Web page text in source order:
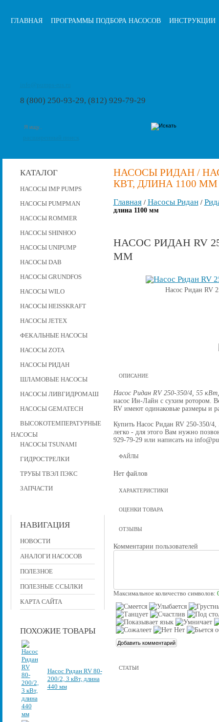
ГЛАВНАЯ ПРОГРАММЫ ПОДБОРА НАСОСОВ ИНСТРУКЦИИ
8 (800) 250-93-29, (812) 929-79-29
КАТАЛОГ
НАСОСЫ IMP PUMPS
НАСОСЫ PUMPMAN
НАСОСЫ ROMMER
НАСОСЫ SHINHOO
НАСОСЫ UNIPUMP
НАСОСЫ DAB
НАСОСЫ GRUNDFOS
НАСОСЫ WILO
НАСОСЫ HEISSKRAFT
НАСОСЫ JETEX
ФЕКАЛЬНЫЕ НАСОСЫ
НАСОСЫ ZOTA
НАСОСЫ РИДАН
ШЛАМОВЫЕ НАСОСЫ
НАСОСЫ ЛИВГИДРОМАШ
НАСОСЫ GEMATECH
ВЫСОКОТЕМПЕРАТУРНЫЕ
НАСОСЫ
НАСОСЫ TSUNAMI
ГИДРОСТРЕЛКИ
ТРУБЫ ТВЭЛ ПЭКС
ЗАПЧАСТИ
НАВИГАЦИЯ
НОВОСТИ
АНАЛОГИ НАСОСОВ
ПОЛЕЗНОЕ
ПОЛЕЗНЫЕ ССЫЛКИ
КАРТА САЙТА
ПОХОЖИЕ ТОВАРЫ
Насос Ридан RV 80-
200/2, 3 кВт, длина
440 мм
НАСОСЫ РИДАН /
КВТ, ДЛИНА 1100 ММ
Главная/ Насосы Ридан/
длина 1100 мм
НАСОС РИДАН RV
ММ
Насос Ридан RV
ОПИСАНИЕ
Насос Ридан RV 250-350/4, 55
насос Ин-Лайн с сухим ротором.
RV имеют одинаковые размеры и
Купить Насос Ридан RV 250-350/
легко - для этого Вам нужно
929-79-29 или написать на
ФАЙЛЫ
Нет файлов
ХАРАКТЕРИСТИКИ
ОЦЕНКИ ТОВАРА
ОТЗЫВЫ
Комментарии пользователей
Максимальное количество символов:
СТАТЬИ